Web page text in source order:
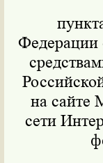
Федерации
на сайте
сети